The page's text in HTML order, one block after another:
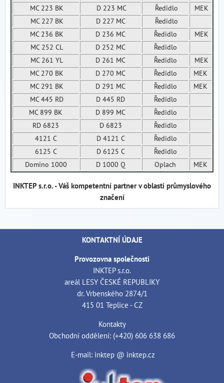
MC 223 BK
D 223 MC Ředidlo
MEK
MC 227 BK
D 227 MC
Ředidlo
MC 236 BK
D 236 MC Ředidlo
MEK
MC 252 CL
D 252 MC
Ředidlo
MC 261 YL
D 261 MC Ředidlo
MEK
MC 270 BK
D 270 MC Ředidlo
MEK
MC 291 BK
D 291 MC Ředidlo
MEK
MC 445 RD
D 445 RD
Ředidlo
MC 899 BK
D 899 MC
Ředidlo
RD 6823
D 6823
Ředidlo
4121 C
D 4121 C
Ředidlo
6125 C
D 6125 C
Ředidlo
Domino 1000
D 1000 Q Oplach MEK
INKTEP s.r.o. - Váš kompetentní partner v oblasti průmyslového
značení
KONTAKTNÍ ÚDAJE
Provozovna společnosti
INKTEP s.r.o.
areál LESY ČESKÉ REPUBLIKY
dr. Vrbenského 2874/1
415 01 Teplice - CZ
Kontakty
Obchodní oddělení: (+420) 606 638 686
E-mail: inktep @ inktep.cz